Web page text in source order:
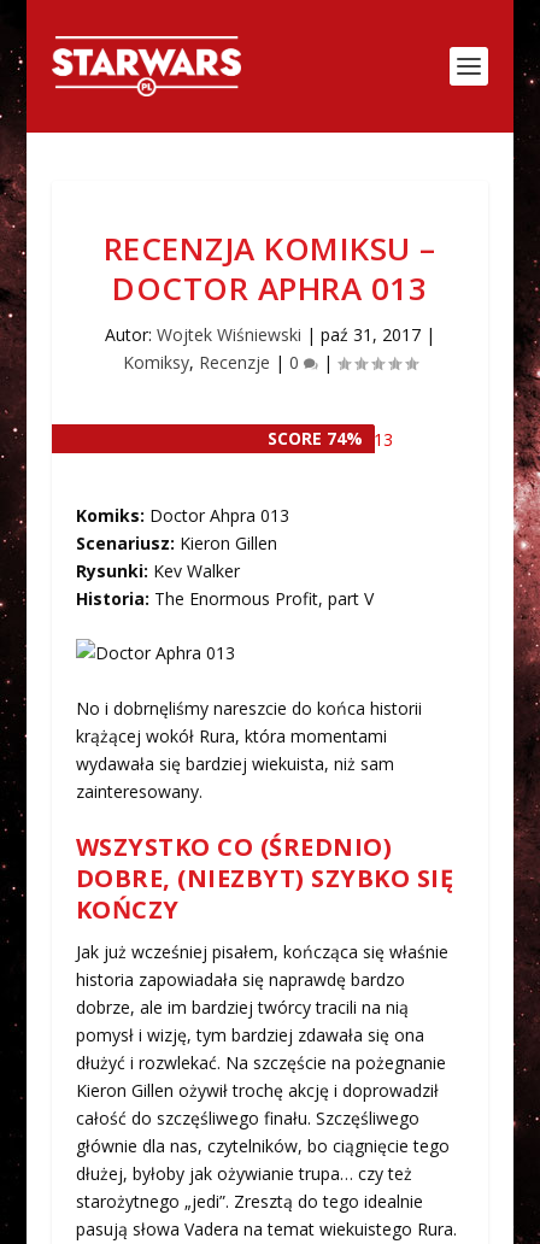
RECENZJA KOMIKSU –
DOCTOR APHRA 013
Autor: Wojtek Wiśniewski | paź 31, 2017|
Komiksy, Recenzje | 0 |
SCORE 74%
SCORE 74%
Komiks: Doctor Ahpra 013
Scenariusz: Kieron Gillen
Rysunki: Kev Walker
Historia: The Enormous Profit, part V
No i dobrnęliśmy nareszcie do końca historii
krążącej wokół Rura, która momentami
wydawała się bardziej wiekuista, niż sam
zainteresowany.
WSZYSTKO CO (ŚREDNIO)
DOBRE, (NIEZBYT) SZYBKO SIĘ
KOŃCZY
Jak już wcześniej pisałem, kończąca się właśnie
historia zapowiadała się naprawdę bardzo
dobrze, ale im bardziej twórcy tracili na nią
pomysł i wizję, tym bardziej zdawała się ona
dłużyć i rozwlekać. Na szczęście na pożegnanie
Kieron Gillen ożywił trochę akcję i doprowadził
całość do szczęśliwego finału. Szczęśliwego
głównie dla nas, czytelników, bo ciągnięcie tego
dłużej, byłoby jak ożywianie trupa… czy też
starożytnego „jedi”. Zresztą do tego idealnie
pasują słowa Vadera na temat wiekuistego Rura.